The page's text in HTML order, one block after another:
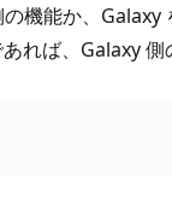
機能か、
ば、Galaxy